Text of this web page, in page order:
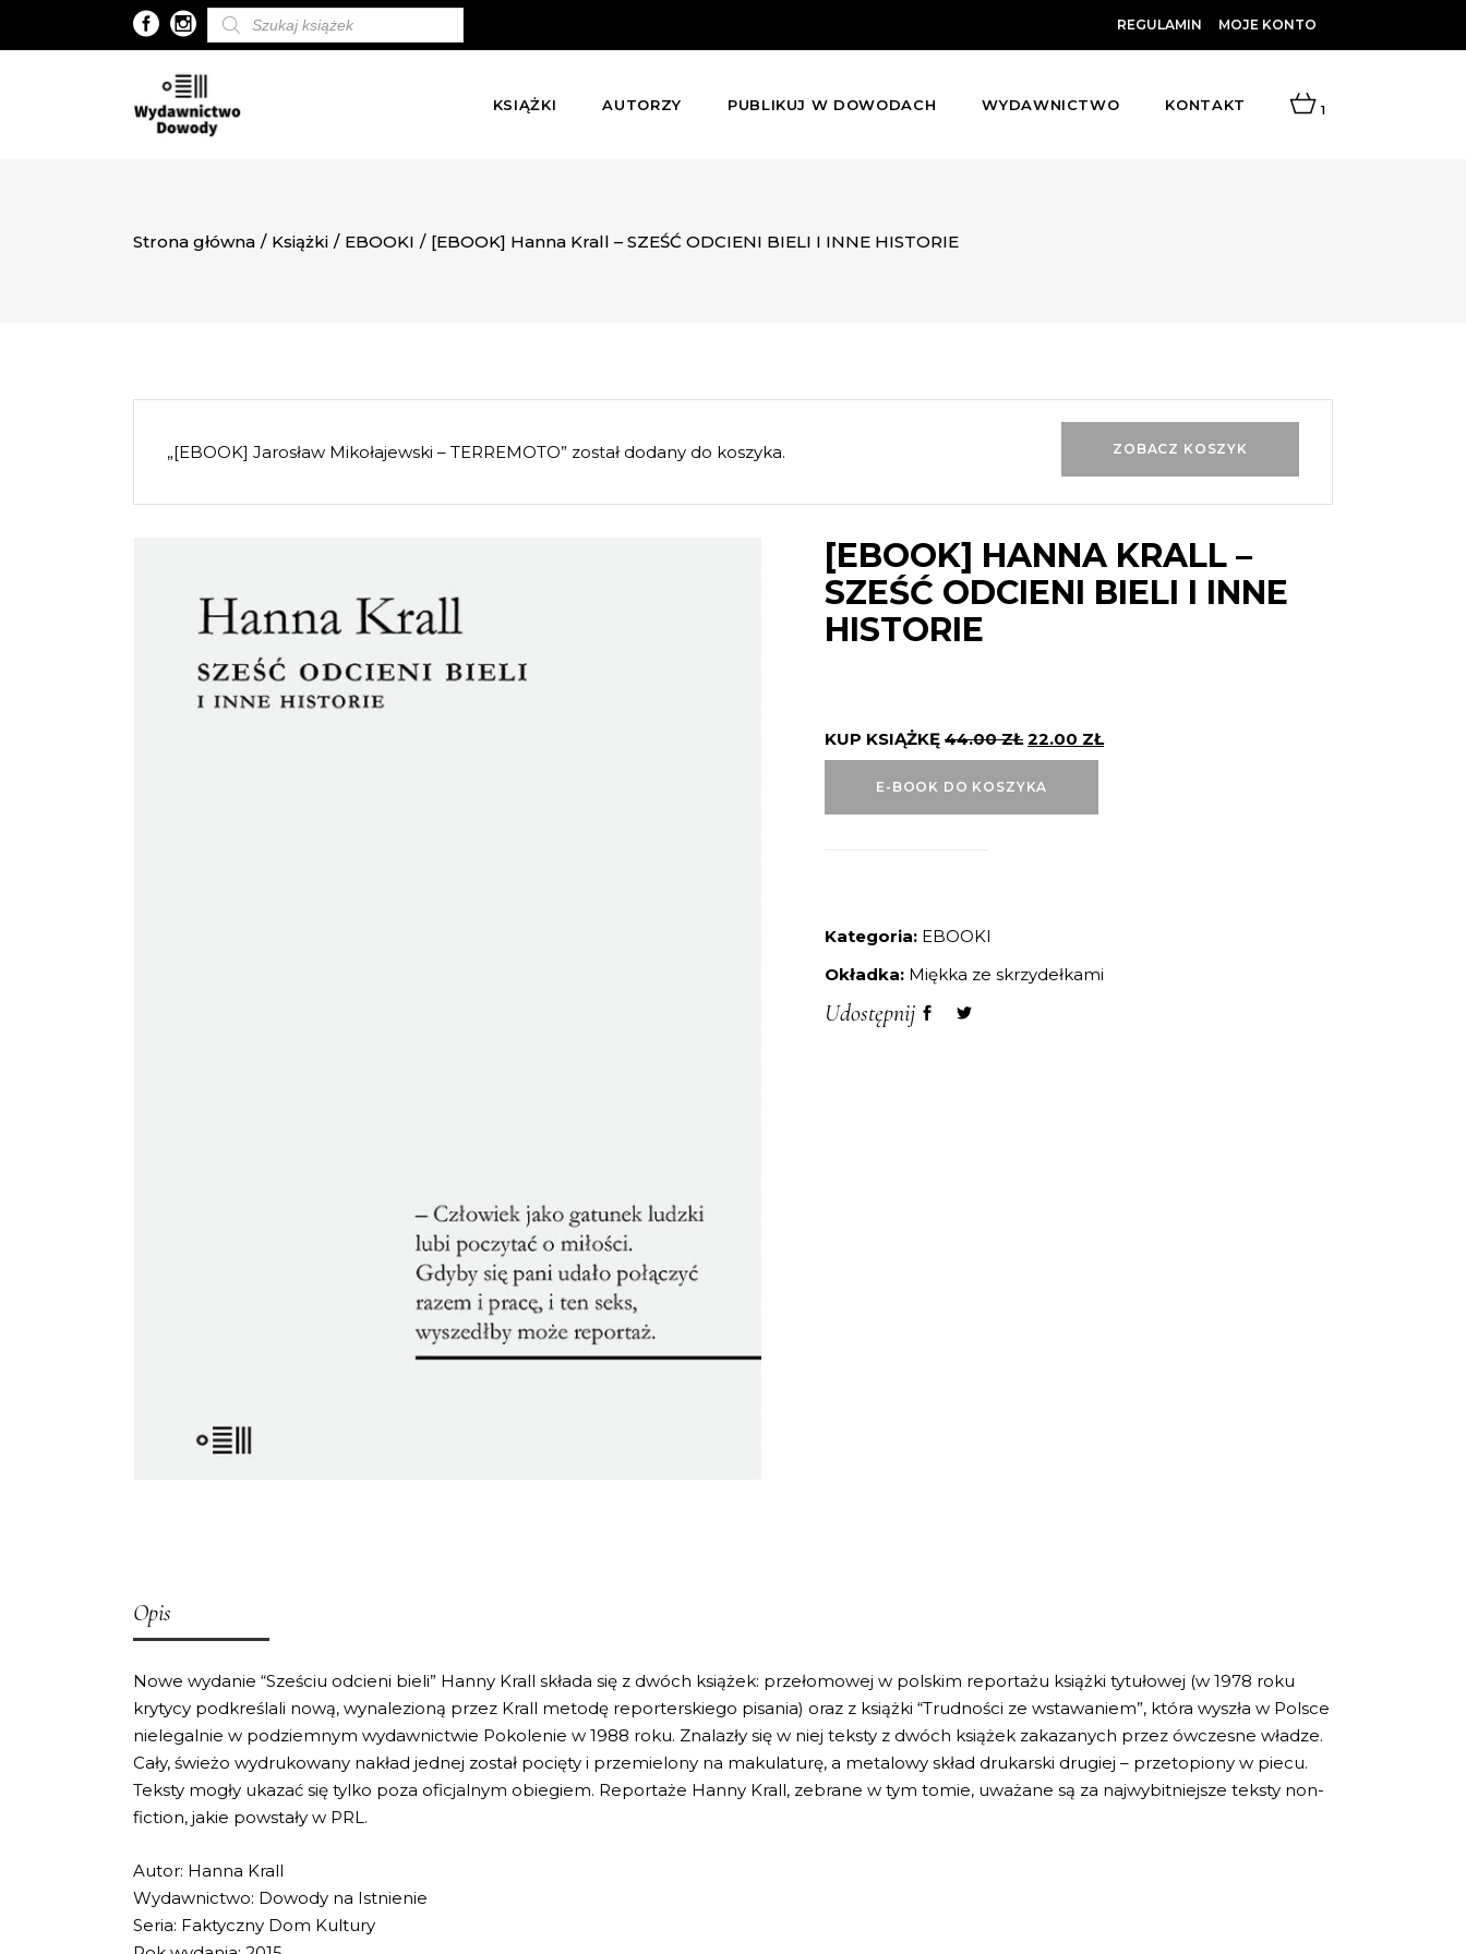
Wyszukiwarka
produktów
REGULAMIN MOJE KONTO
KSIĄŻKI AUTORZY PUBLIKUJ W DOWODACH WYDAWNICTWO KONTAKT 1
Strona główna / Książki / EBOOKI / [EBOOK] Hanna Krall – SZEŚĆ ODCIENI BIELI I INNE HISTORIE
ZOBACZ KOSZYK
„[EBOOK] Jarosław Mikołajewski – TERREMOTO” został dodany do koszyka.
[EBOOK] HANNA KRALL –
SZEŚĆ ODCIENI BIELI I INNE
HISTORIE
KUP KSIĄŻKĘ 44.00ZŁ 22.00 ZŁ
E-BOOK DO KOSZYKA
Kategoria: EBOOKI
Okładka: Miękka ze skrzydełkami
Udostępnij
Opis
Nowe wydanie “Sześciu odcieni bieli” Hanny Krall składa się z dwóch książek: przełomowej w polskim reportażu książki tytułowej (w 1978 roku
krytycy podkreślali nową, wynalezioną przez Krall metodę reporterskiego pisania) oraz z książki “Trudności ze wstawaniem”, która wyszła w Polsce
nielegalnie w podziemnym wydawnictwie Pokolenie w 1988 roku. Znalazły się w niej teksty z dwóch książek zakazanych przez ówczesne władze.
Cały, świeżo wydrukowany nakład jednej został pocięty i przemielony na makulaturę, a metalowy skład drukarski drugiej – przetopiony w piecu.
Teksty mogły ukazać się tylko poza oficjalnym obiegiem. Reportaże Hanny Krall, zebrane w tym tomie, uważane są za najwybitniejsze teksty non-
fiction, jakie powstały w PRL.
Autor: Hanna Krall
Wydawnictwo: Dowody na Istnienie
Seria: Faktyczny Dom Kultury